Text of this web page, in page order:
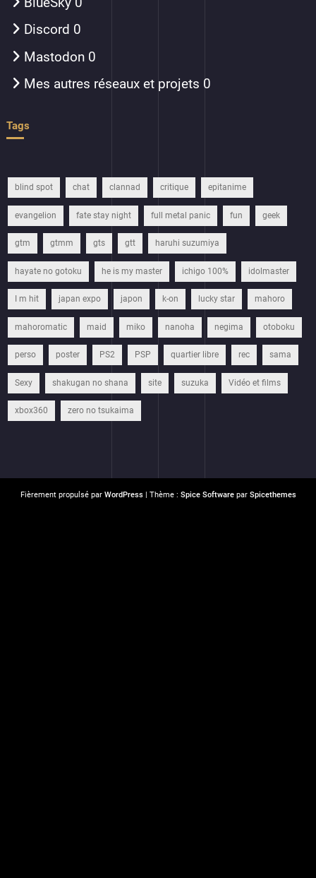
Discord 0
Mastodon 0
Mes autres réseaux et projets 0
Tags
blind spot chat clannad critique epitanime
evangelion fate stay night full metal panic fun geek
gtm gtmm gts gtt haruhi suzumiya
hayate no gotoku he is my master ichigo 100% idolmaster
I m hit japan expo japon k-on lucky star mahoro
mahoromatic maid miko nanoha negima otoboku
perso poster PS2 PSP quartier libre rec sama
Sexy shakugan no shana site suzuka Vidéo et films
xbox360 zero no tsukaima
Fièrement propulsé par WordPress| Thème : Spice Softwarepar Spicethemes